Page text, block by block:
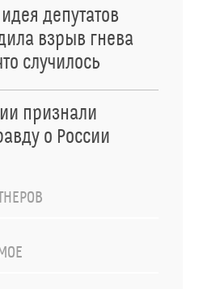
депутатов
взрыв гнева
случилось
признали
о России